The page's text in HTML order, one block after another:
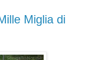
Miglia di